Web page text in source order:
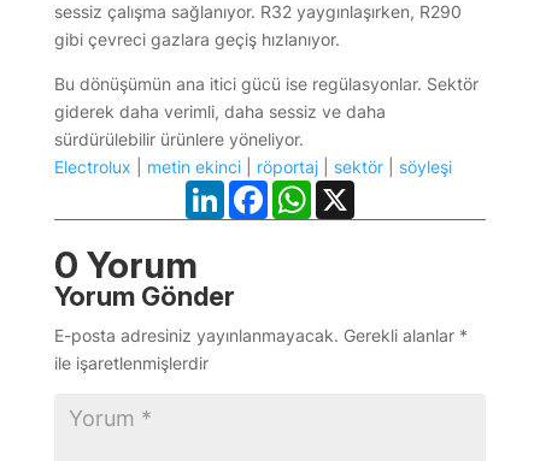
sessiz çalışma sağlanıyor. R32 yaygınlaşırken, R290
gibi çevreci gazlara geçiş hızlanıyor.
Bu dönüşümün ana itici gücü ise regülasyonlar. Sektör
giderek daha verimli, daha sessiz ve daha
sürdürülebilir ürünlere yöneliyor.
Electrolux
metin ekinci| röportaj| sektör| söyleşi
LinkedInFacebookWhatsApp
X
0 Yorum
Yorum Gönder
E-posta adresiniz yayınlanmayacak. Gerekli alanlar *
ile işaretlenmişlerdir